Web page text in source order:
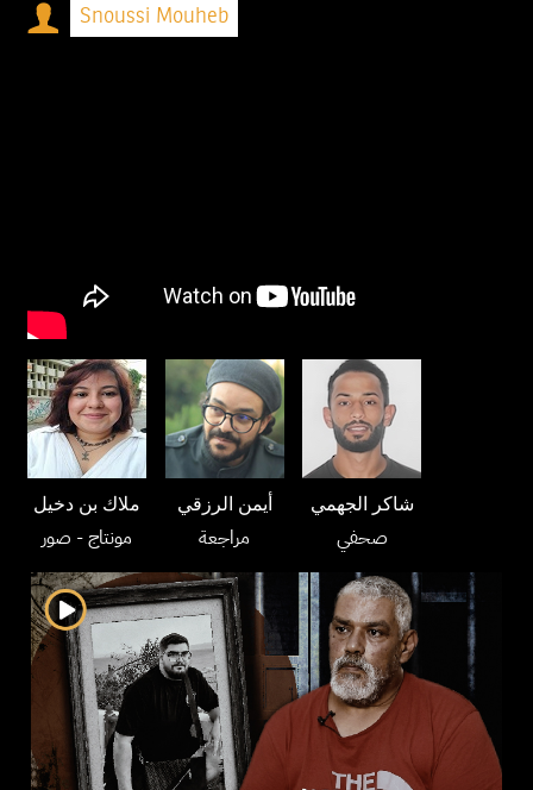
Snoussi Mouheb
ملاك بن دخيل
مونتاج- صور
أيمن الرزقي
مراجعة
شاكر الجهمي
صحفي